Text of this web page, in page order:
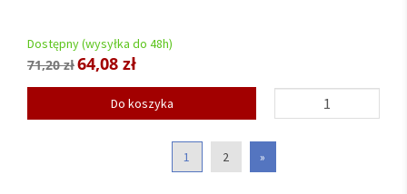
Dostępny (wysyłka do 48h)
71,20 zł64,08 zł
Do koszyka
1 2 »